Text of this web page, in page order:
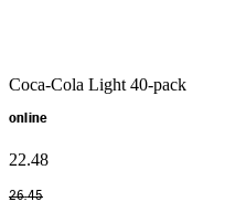
Coca-Cola Light 40-pack
online
22.48
26.45